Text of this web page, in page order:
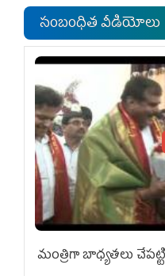
సంబంధిత వీడియోలు
మంత్రిగా బాధ్యతలు